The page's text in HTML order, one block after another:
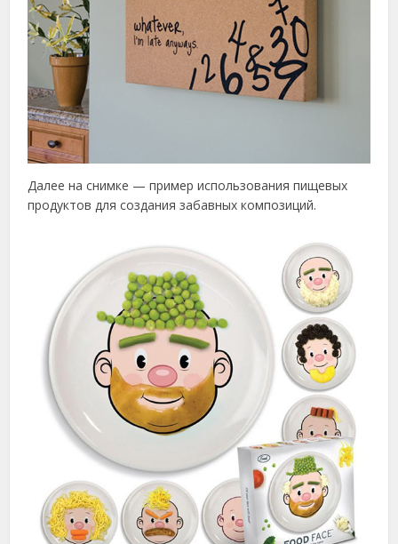
Далее на снимке — пример использования пищевых
продуктов для создания забавных композиций.